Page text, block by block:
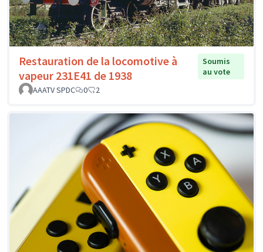
Restauration de la locomotive à
vapeur 231E41 de 1938
Soumis
au vote
AAATV SPDC
0 2